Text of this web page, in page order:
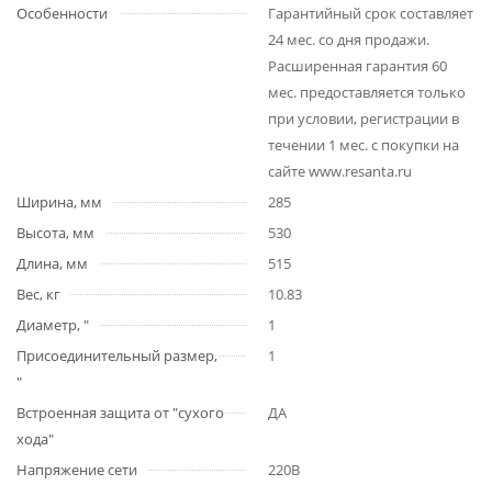
Особенности
Гарантийный срок составляет
24 мес. со дня продажи.
Расширенная гарантия 60
мес. предоставляется только
при условии, регистрации в
течении 1 мес. с покупки на
сайте www.resanta.ru
Ширина, мм
285
Высота, мм
530
Длина, мм
515
Вес, кг
10.83
Диаметр, "
1
Присоединительный размер,
"
1
Встроенная защита от "сухого
хода"
ДА
Напряжение сети
220В